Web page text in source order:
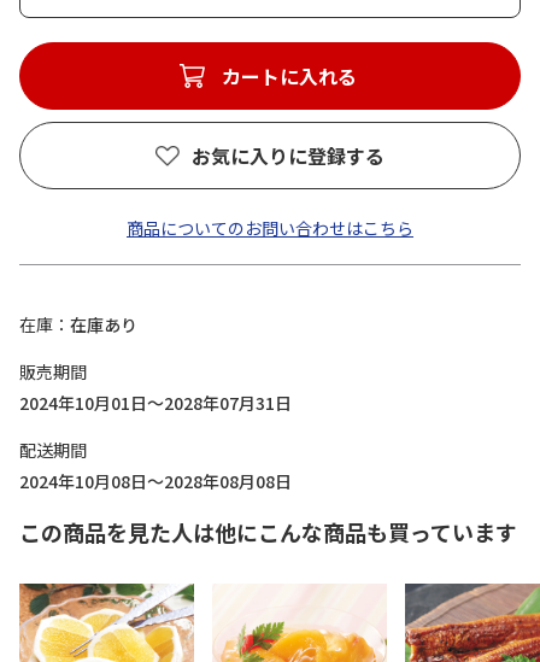
カートに入れる
お気に入りに登録する
商品についてのお問い合わせはこちら
在庫
在庫あり
販売期間
2024年10月01日～2028年07月31日
配送期間
2024年10月08日～2028年08月08日
この商品を見た人は他にこんな商品も買っています